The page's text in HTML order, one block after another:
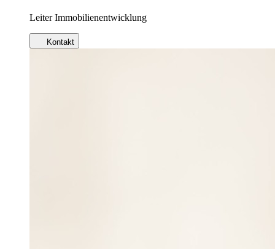
Leiter Immobilienentwicklung
Kontakt